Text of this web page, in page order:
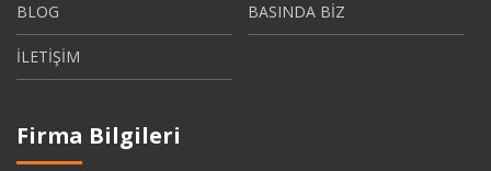
BLOG BASINDA BİZ
İLETİŞİM
Firma Bilgileri